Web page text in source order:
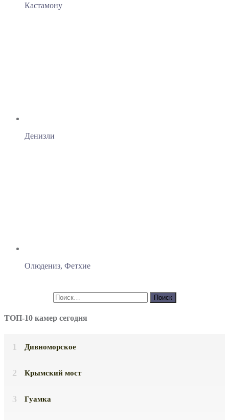
Кастамону
Денизли
Олюдениз, Фетхие
ТОП-10 камер сегодня
Дивноморское
Крымский мост
Гуамка